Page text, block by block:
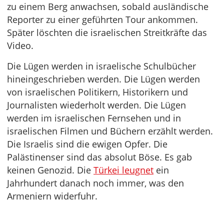
zu einem Berg anwachsen, sobald ausländische
Reporter zu einer geführten Tour ankommen.
Später löschten die israelischen Streitkräfte das
Video.
Die Lügen werden in israelische Schulbücher
hineingeschrieben werden. Die Lügen werden
von israelischen Politikern, Historikern und
Journalisten wiederholt werden. Die Lügen
werden im israelischen Fernsehen und in
israelischen Filmen und Büchern erzählt werden.
Die Israelis sind die ewigen Opfer. Die
Palästinenser sind das absolut Böse. Es gab
keinen Genozid. Die Türkei leugnet ein
Jahrhundert danach noch immer, was den
Armeniern widerfuhr.